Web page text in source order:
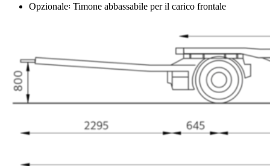
Opzionale꞉ Timone abbassabile per il carico frontale